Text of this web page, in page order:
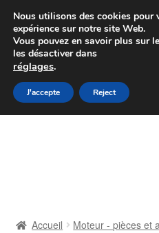
Colissimo livraison
Du lundi au
Aller
à
Aller
au
Accueil Moteur - pièces et
Nous utilisons des cookies
expérience sur notre site Web.
Vous pouvez en savoir plus sur
les désactiver dans
réglages.
J'accepte Reject